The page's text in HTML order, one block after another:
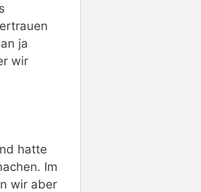
ja
wir
hatte
Im
wir aber